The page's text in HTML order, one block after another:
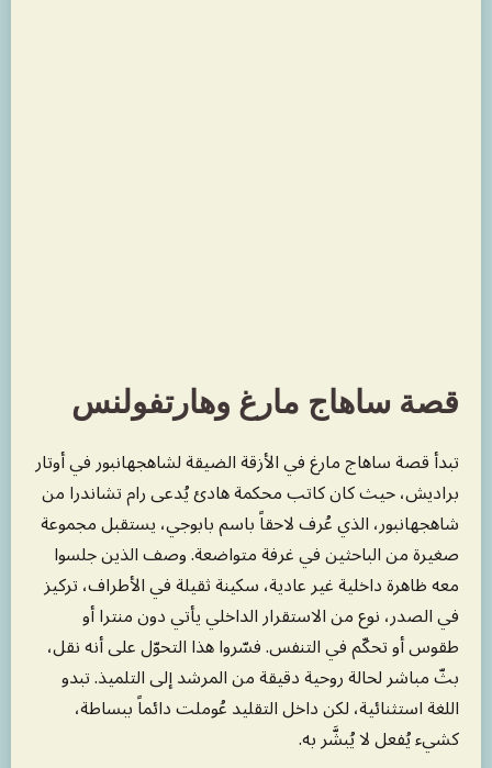
قصة ساهاج مارغ وهارتفولنس
تبدأ قصة ساهاج مارغ في الأزقة الضيقة لشاهجهانبور في أوتار
براديش، حيث كان كاتب محكمة هادئ يُدعى رام تشاندرا من
شاهجهانبور، الذي عُرف لاحقاً باسم بابوجي، يستقبل مجموعة
صغيرة من الباحثين في غرفة متواضعة. وصف الذين جلسوا
معه ظاهرة داخلية غير عادية، سكينة ثقيلة في الأطراف، تركيز
في الصدر، نوع من الاستقرار الداخلي يأتي دون منترا أو
طقوس أو تحكّم في التنفس. فسّروا هذا التحوّل على أنه نقل،
بثّ مباشر لحالة روحية دقيقة من المرشد إلى التلميذ. تبدو
اللغة استثنائية، لكن داخل التقليد عُوملت دائماً ببساطة،
كشيء يُفعل لا يُبشَّر به.